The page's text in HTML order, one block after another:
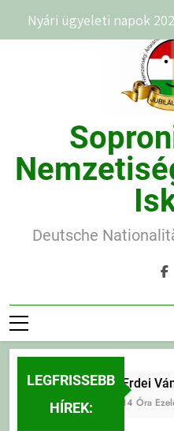
Deutsche
LEGFRISSEBB
HÍREK:
Erdei
14 Óra
Nyári ügyeleti napok